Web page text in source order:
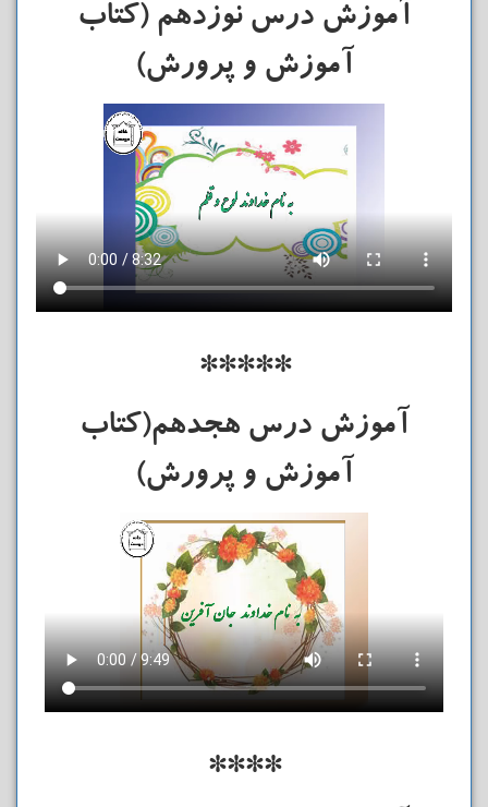
آموزش درس نوزدهم (کتاب
آموزش و پرورش)
*****
آموزش درس هجدهم(کتاب
آموزش و پرورش)
****